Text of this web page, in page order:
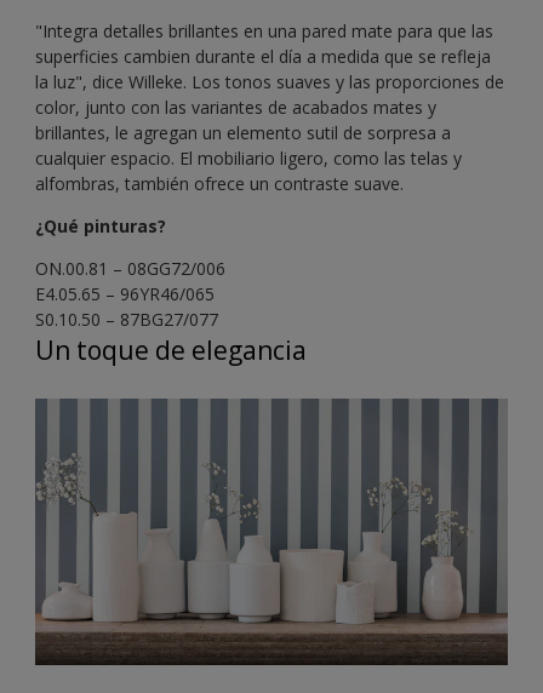
"Integra detalles brillantes en una pared mate para que las
superficies cambien durante el día a medida que se refleja
la luz", dice Willeke. Los tonos suaves y las proporciones de
color, junto con las variantes de acabados mates y
brillantes, le agregan un elemento sutil de sorpresa a
cualquier espacio. El mobiliario ligero, como las telas y
alfombras, también ofrece un contraste suave.
¿Qué pinturas?
ON.00.81 – 08GG72/006
E4.05.65 – 96YR46/065
S0.10.50 – 87BG27/077
Un toque de elegancia